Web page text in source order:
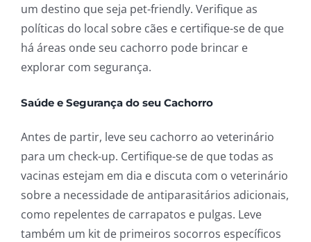
um destino que seja pet-friendly. Verifique as
políticas do local sobre cães e certifique-se de que
há áreas onde seu cachorro pode brincar e
explorar com segurança.
Saúde e Segurança do seu Cachorro
Antes de partir, leve seu cachorro ao veterinário
para um check-up. Certifique-se de que todas as
vacinas estejam em dia e discuta com o veterinário
sobre a necessidade de antiparasitários adicionais,
como repelentes de carrapatos e pulgas. Leve
também um kit de primeiros socorros específicos